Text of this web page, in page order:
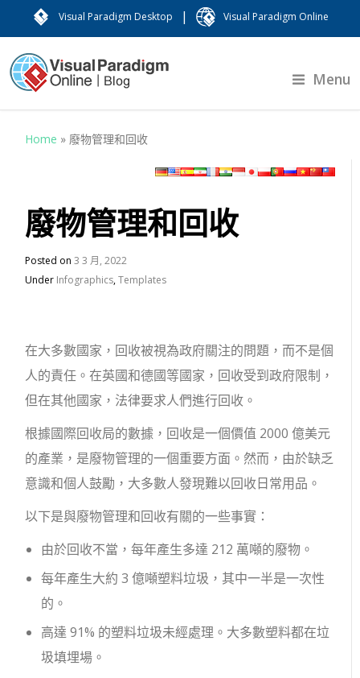
Visual Paradigm Desktop | Visual Paradigm Online
Menu
Home » 廢物管理和回收
廢物管理和回收
Posted on3 3 月, 2022
Under Infographics,Templates
在大多數國家，回收被視為政府關注的問題，而不是個
人的責任。在英國和德國等國家，回收受到政府限制，
但在其他國家，法律要求人們進行回收。
根據國際回收局的數據，回收是一個價值 2000 億美元
的產業，是廢物管理的一個重要方面。然而，由於缺乏
意識和個人鼓勵，大多數人發現難以回收日常用品。
以下是與廢物管理和回收有關的一些事實：
由於回收不當，每年產生多達 212 萬噸的廢物。
每年產生大約 3 億噸塑料垃圾，其中一半是一次性
的。
高達 91% 的塑料垃圾未經處理。大多數塑料都在垃
圾填埋場。